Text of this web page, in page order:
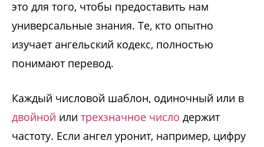
это для того, чтобы предоставить нам
универсальные знания. Те, кто опытно
изучает ангельский кодекс, полностью
понимают перевод.
Каждый числовой шаблон, одиночный или в
двойной или трехзначное число держит
частоту. Если ангел уронит, например, цифру